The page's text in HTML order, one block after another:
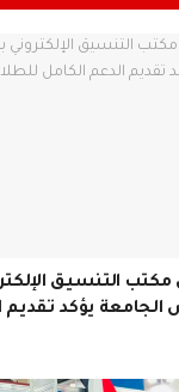
مكتب التنسيق
الجامعة يؤكد تقديم